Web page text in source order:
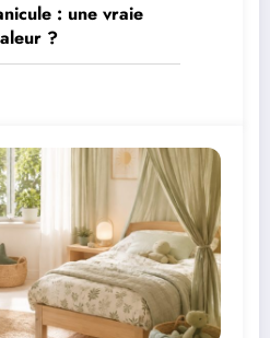
: une vraie
?